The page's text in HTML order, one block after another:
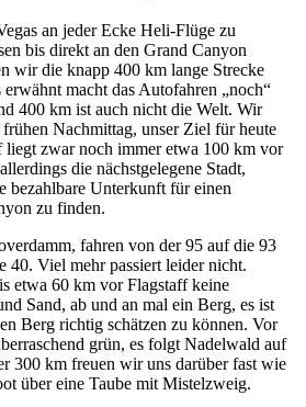
an jeder Ecke Heli-Flüge zu
bis direkt an den Grand Canyon
wir die knapp 400 km lange Strecke
macht das Autofahren „noch“
400 km ist auch nicht die Welt. Wir
frühen Nachmittag, unser Ziel für heute
liegt zwar noch immer etwa 100 km vor
die nächstgelegene Stadt,
bezahlbare Unterkunft für einen
zu finden.
fahren von der 95 auf die 93
40. Viel mehr passiert leider nicht.
etwa 60 km vor Flagstaff keine
Sand, ab und an mal ein Berg, es ist
Berg richtig schätzen zu können. Vor
grün, es folgt Nadelwald auf
300 km freuen wir uns darüber fast wie
über eine Taube mit Mistelzweig.